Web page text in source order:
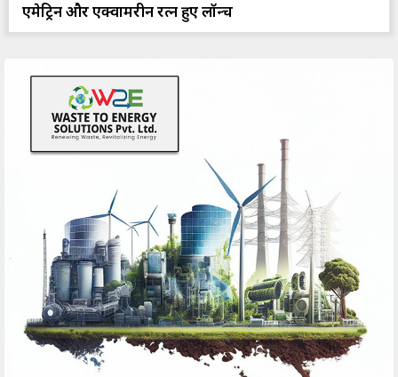
एमेट्रिन और एक्वामरीन रत्न हुए लॉन्च